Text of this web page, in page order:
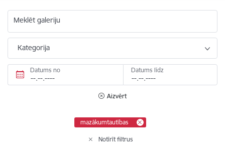
Meklēt galeriju
Kategorija
Datums no Datums līdz
Aizvērt
mazākumtautības
Notīrīt filtrus